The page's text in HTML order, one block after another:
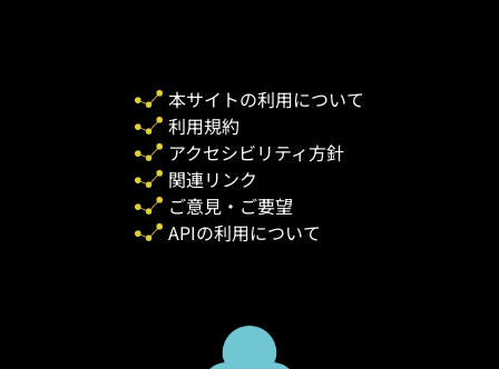
本サイトの利用について
利用規約
アクセシビリティ方針
関連リンク
ご意見・ご要望
APIの利用について